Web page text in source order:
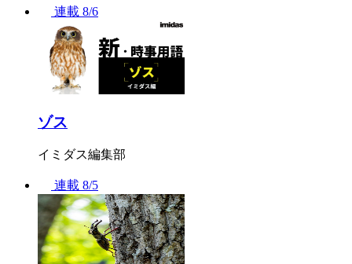
連載 8/6
ゾス
イミダス編集部
連載 8/5